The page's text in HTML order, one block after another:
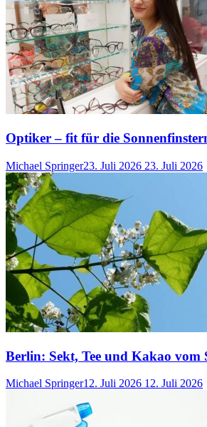
Optiker – fit für die
Michael Springer23. Juli 2026 23. Juli 2026
Berlin: Sekt, Tee und Kakao vom
Michael Springer12. Juli 2026 12. Juli 2026